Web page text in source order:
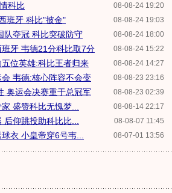
08-08-24 19:20
科比
08-08-24 19:03
班牙 科比"披金"
08-08-24 18:00
队夺冠 科比突破防守
08-08-24 15:22
牙 韦德21分科比取7分
08-08-24 14:27
位英雄:科比王者归来
08-08-23 23:16
韦德:核心阵容不会变
08-08-23 02:39
奥运会决赛重于总冠军
08-08-14 22:17
盛赞科比无愧梦...
08-08-07 11:45
仰跳投助科比比...
08-07-01 13:56
衣 小皇帝穿6号韦...